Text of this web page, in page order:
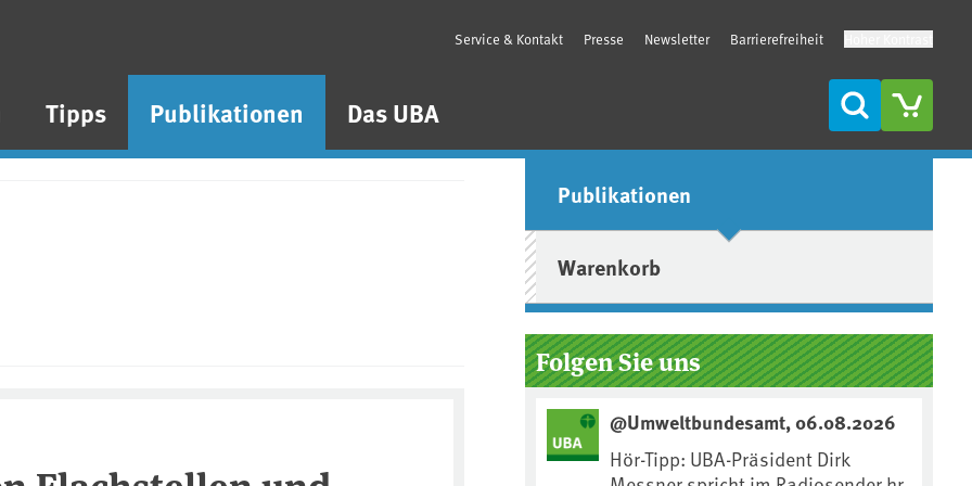
Tipps Publikationen Das UBA
Service & Kontakt Presse Newsletter Barrierefreiheit
Suche
Seitenleiste
Publikationen
Warenkorb
Folgen Sie uns
@Umweltbundesamt, 06.08.2026
Hör-Tipp: UBA-Präsident Dirk